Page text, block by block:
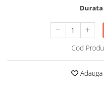
PerfectShaker
Pro Supps
Cod